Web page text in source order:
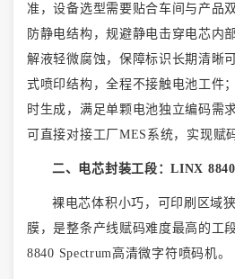
准，设备选型需要贴合车间与产品
防静电结构，规避静电击穿电芯内
解液轻微腐蚀，保障标识长期清晰
式喷印结构，全程不接触电池工件
时生成，满足单颗电池独立编码需
可直接对接工厂MES系统，实现赋
二、电芯封装工段：LINX
裸电芯体积小巧，可印刷区域
膜，是整条产线赋码难度最高的工
8840 Spectrum高清微字符喷码机。